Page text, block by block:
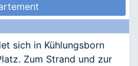
sich in Kühlungsborn
Zum Strand und zur